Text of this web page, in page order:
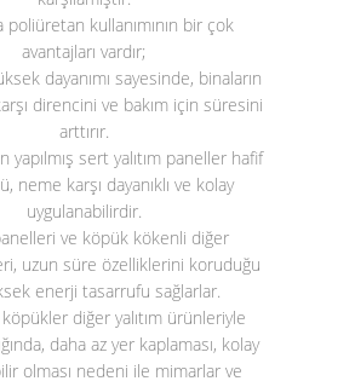
poliüretan kullanımının bir çok
avantajları vardır;
dayanımı sayesinde, binaların
direncini ve bakım için süresini
arttırır.
yapılmış sert yalıtım paneller hafif
neme karşı dayanıklı ve kolay
uygulanabilirdir.
ve köpük kökenli diğer
uzun süre özelliklerini koruduğu
enerji tasarrufu sağlarlar.
diğer yalıtım ürünleriyle
daha az yer kaplaması, kolay
olması nedeni ile mimarlar ve